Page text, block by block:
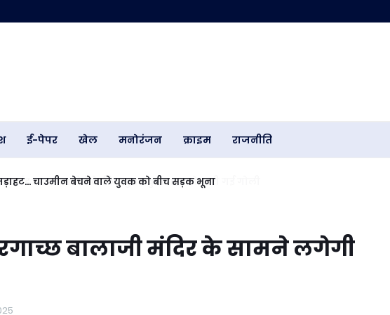
ई-पेपर खेल मनोरंजन क्राइम राजनीति
चाउमीन बेचने वाले युवक को बीच सड़क भूना
बालाजी मंदिर के सामने लगेगी